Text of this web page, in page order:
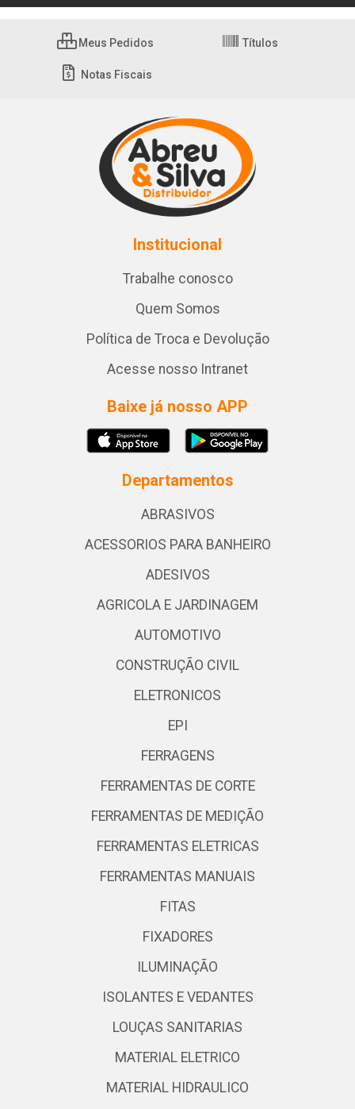
Meus Pedidos Títulos
Notas Fiscais
Institucional
Trabalhe conosco
Quem Somos
Política de Troca e Devolução
Acesse nosso Intranet
Baixe já nosso APP
Departamentos
ABRASIVOS
ACESSORIOS PARA BANHEIRO
ADESIVOS
AGRICOLA E JARDINAGEM
AUTOMOTIVO
CONSTRUÇÃO CIVIL
ELETRONICOS
EPI
FERRAGENS
FERRAMENTAS DE CORTE
FERRAMENTAS DE MEDIÇÃO
FERRAMENTAS ELETRICAS
FERRAMENTAS MANUAIS
FITAS
FIXADORES
ILUMINAÇÃO
ISOLANTES E VEDANTES
LOUÇAS SANITARIAS
MATERIAL ELETRICO
MATERIAL HIDRAULICO